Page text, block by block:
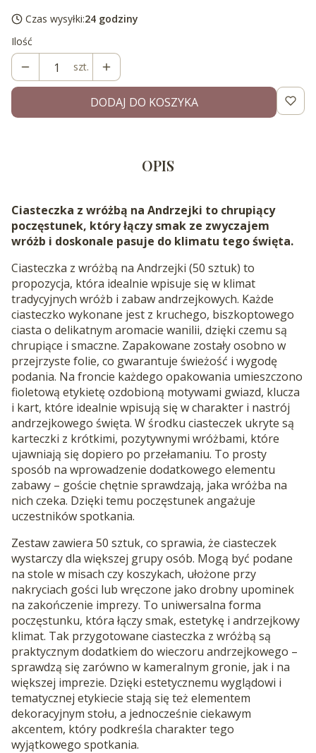
Czas wysyłki:24 godziny
Ilość
szt.
DODAJ DO KOSZYKA
OPIS
Ciasteczka z wróżbą na Andrzejki to chrupiący
poczęstunek, który łączy smak ze zwyczajem
wróżb i doskonale pasuje do klimatu tego święta.
Ciasteczka z wróżbą na Andrzejki (50 sztuk) to
propozycja, która idealnie wpisuje się w klimat
tradycyjnych wróżb i zabaw andrzejkowych. Każde
ciasteczko wykonane jest z kruchego, biszkoptowego
ciasta o delikatnym aromacie wanilii, dzięki czemu są
chrupiące i smaczne. Zapakowane zostały osobno w
przejrzyste folie, co gwarantuje świeżość i wygodę
podania. Na froncie każdego opakowania umieszczono
fioletową etykietę ozdobioną motywami gwiazd, klucza
i kart, które idealnie wpisują się w charakter i nastrój
andrzejkowego święta. W środku ciasteczek ukryte są
karteczki z krótkimi, pozytywnymi wróżbami, które
ujawniają się dopiero po przełamaniu. To prosty
sposób na wprowadzenie dodatkowego elementu
zabawy – goście chętnie sprawdzają, jaka wróżba na
nich czeka. Dzięki temu poczęstunek angażuje
uczestników spotkania.
Zestaw zawiera 50 sztuk, co sprawia, że ciasteczek
wystarczy dla większej grupy osób. Mogą być podane
na stole w misach czy koszykach, ułożone przy
nakryciach gości lub wręczone jako drobny upominek
na zakończenie imprezy. To uniwersalna forma
poczęstunku, która łączy smak, estetykę i andrzejkowy
klimat. Tak przygotowane ciasteczka z wróżbą są
praktycznym dodatkiem do wieczoru andrzejkowego –
sprawdzą się zarówno w kameralnym gronie, jak i na
większej imprezie. Dzięki estetycznemu wyglądowi i
tematycznej etykiecie stają się też elementem
dekoracyjnym stołu, a jednocześnie ciekawym
akcentem, który podkreśla charakter tego
wyjątkowego spotkania.